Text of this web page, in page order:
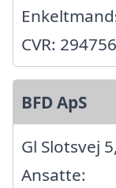
CVR:
BFD ApS
Gl Slotsvej
Ansatte: